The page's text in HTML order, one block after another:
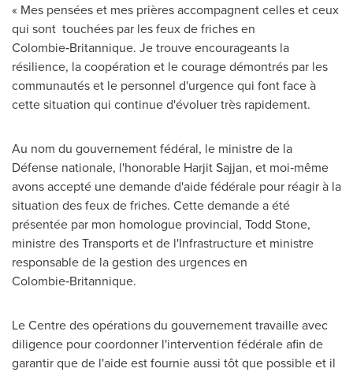
« Mes pensées et mes prières accompagnent celles et ceux
qui sont touchées par les feux de friches en
Colombie‑Britannique. Je trouve encourageants la
résilience, la coopération et le courage démontrés par les
communautés et le personnel d'urgence qui font face à
cette situation qui continue d'évoluer très rapidement.
Au nom du gouvernement fédéral, le ministre de la
Défense nationale, l'honorable Harjit Sajjan, et moi‑même
avons accepté une demande d'aide fédérale pour réagir à la
situation des feux de friches. Cette demande a été
présentée par mon homologue provincial, Todd Stone,
ministre des Transports et de l'Infrastructure et ministre
responsable de la gestion des urgences en
Colombie‑Britannique.
Le Centre des opérations du gouvernement travaille avec
diligence pour coordonner l'intervention fédérale afin de
garantir que de l'aide est fournie aussi tôt que possible et il